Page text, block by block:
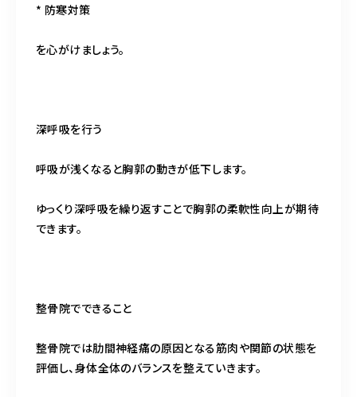
* 防寒対策
を心がけましょう。
深呼吸を行う
呼吸が浅くなると胸郭の動きが低下します。
ゆっくり深呼吸を繰り返すことで胸郭の柔軟性向上が期待
できます。
整骨院でできること
整骨院では肋間神経痛の原因となる筋肉や関節の状態を
評価し、身体全体のバランスを整えていきます。